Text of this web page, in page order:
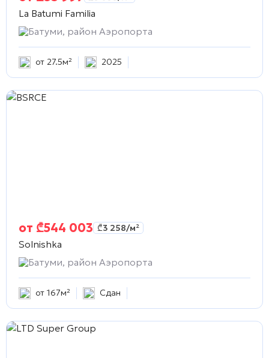
La Batumi Familia
Батуми, район Аэропорта
от 27.5м² 2025
от ₾544 003 ₾3 258/м²
Solnishka
Батуми, район Аэропорта
от 167м² Сдан